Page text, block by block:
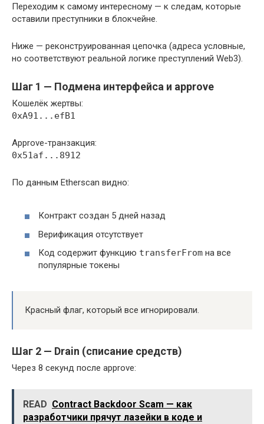
Переходим к самому интересному — к следам, которые
оставили преступники в блокчейне.
Ниже — реконструированная цепочка (адреса условные,
но соответствуют реальной логике преступлений Web3).
Шаг 1 — Подмена интерфейса и approve
Кошелёк жертвы:
0xA91...efB1
Approve-транзакция:
0x51af...8912
По данным Etherscan видно:
Контракт создан 5 дней назад
Верификация отсутствует
Код содержит функцию transferFrom на все
популярные токены
Красный флаг, который все игнорировали.
Шаг 2 — Drain (списание средств)
Через 8 секунд после approve:
READ Contract Backdoor Scam — как
разработчики прячут лазейки в коде и